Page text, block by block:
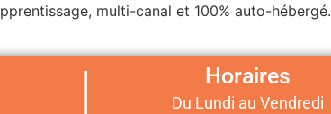
multi-canal et 100% auto-hébergé.
Horaires
Du Lundi au Vendredi